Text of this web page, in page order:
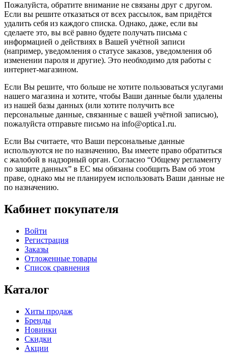
Пожалуйста, обратите внимание не связаны друг с другом.
Если вы решите отказаться от всех рассылок, вам придётся
удалить себя из каждого списка. Однако, даже, если вы
сделаете это, вы всё равно будете получать письма с
информацией о действиях в Вашей учётной записи
(например, уведомления о статусе заказов, уведомления об
изменении пароля и другие). Это необходимо для работы с
интернет-магазином.
Если Вы решите, что больше не хотите пользоваться услугами
нашего магазина и хотите, чтобы Ваши данные были удалены
из нашей базы данных (или хотите получить все
персональные данные, связанные с вашей учётной записью),
пожалуйста отправьте письмо на info@optica1.ru.
Если Вы считаете, что Ваши персональные данные
используются не по назначению, Вы имеете право обратиться
с жалобой в надзорный орган. Согласно “Общему регламенту
по защите данных” в ЕС мы обязаны сообщить Вам об этом
праве, однако мы не планируем использовать Ваши данные не
по назначению.
Кабинет покупателя
Войти
Регистрация
Заказы
Отложенные товары
Список сравнения
Каталог
Хиты продаж
Бренды
Новинки
Скидки
Акции